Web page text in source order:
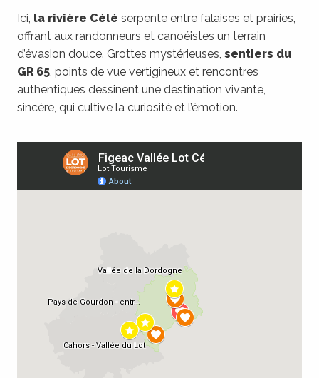
Ici, la rivière Célé serpente entre falaises et prairies,
offrant aux randonneurs et canoéistes un terrain
d’évasion douce. Grottes mystérieuses, sentiers du
GR 65, points de vue vertigineux et rencontres
authentiques dessinent une destination vivante,
sincère, qui cultive la curiosité et l’émotion.